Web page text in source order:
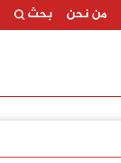
من نحن بحث